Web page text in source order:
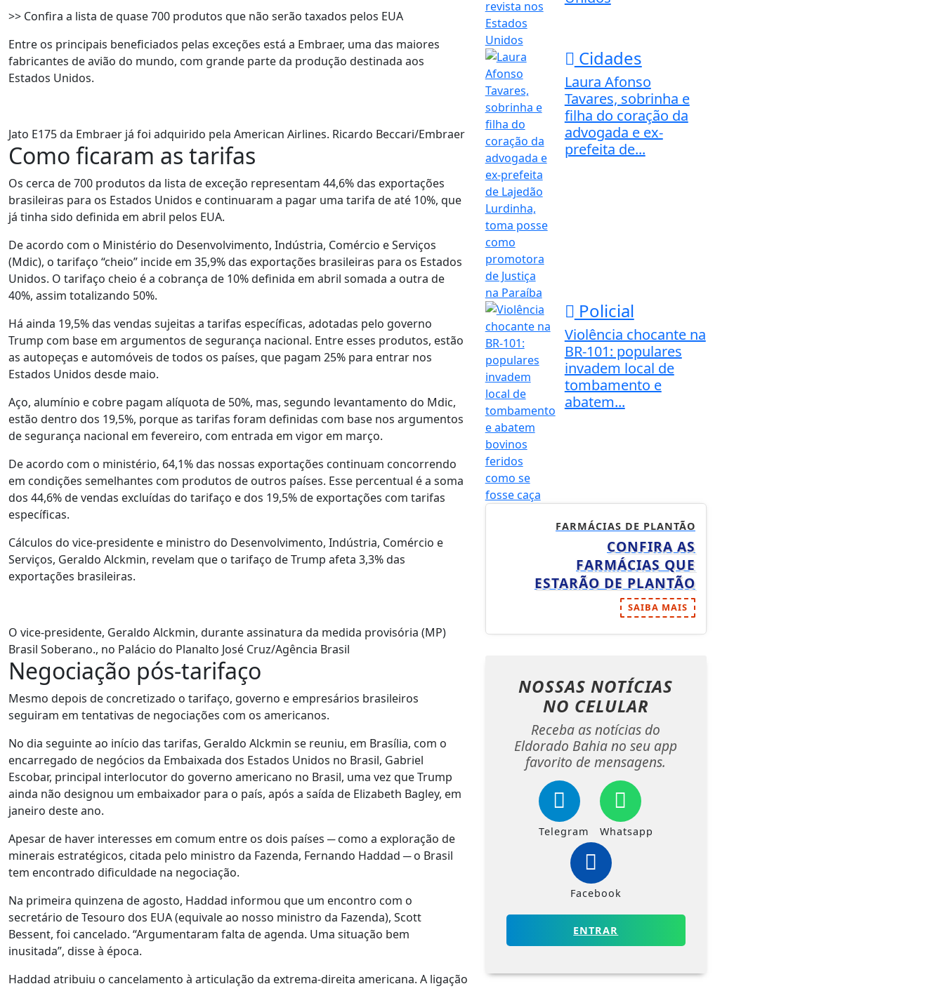
>> Confira a lista de quase 700 produtos que não serão taxados pelos EUA
Entre os principais beneficiados pelas exceções está a Embraer, uma das maiores
fabricantes de avião do mundo, com grande parte da produção destinada aos
Estados Unidos.
Jato E175 da Embraer já foi adquirido pela American Airlines. Ricardo Beccari/Embraer
Como ficaram as tarifas
Os cerca de 700 produtos da lista de exceção representam 44,6% das exportações
brasileiras para os Estados Unidos e continuaram a pagar uma tarifa de até 10%, que
já tinha sido definida em abril pelos EUA.
De acordo com o Ministério do Desenvolvimento, Indústria, Comércio e Serviços
(Mdic), o tarifaço “cheio” incide em 35,9% das exportações brasileiras para os Estados
Unidos. O tarifaço cheio é a cobrança de 10% definida em abril somada a outra de
40%, assim totalizando 50%.
Há ainda 19,5% das vendas sujeitas a tarifas específicas, adotadas pelo governo
Trump com base em argumentos de segurança nacional. Entre esses produtos, estão
as autopeças e automóveis de todos os países, que pagam 25% para entrar nos
Estados Unidos desde maio.
Aço, alumínio e cobre pagam alíquota de 50%, mas, segundo levantamento do Mdic,
estão dentro dos 19,5%, porque as tarifas foram definidas com base nos argumentos
de segurança nacional em fevereiro, com entrada em vigor em março.
De acordo com o ministério, 64,1% das nossas exportações continuam concorrendo
em condições semelhantes com produtos de outros países. Esse percentual é a soma
dos 44,6% de vendas excluídas do tarifaço e dos 19,5% de exportações com tarifas
específicas.
Cálculos do vice-presidente e ministro do Desenvolvimento, Indústria, Comércio e
Serviços, Geraldo Alckmin, revelam que o tarifaço de Trump afeta 3,3% das
exportações brasileiras.
O vice-presidente, Geraldo Alckmin, durante assinatura da medida provisória (MP)
Brasil Soberano., no Palácio do Planalto José Cruz/Agência Brasil
Negociação pós-tarifaço
Mesmo depois de concretizado o tarifaço, governo e empresários brasileiros
seguiram em tentativas de negociações com os americanos.
No dia seguinte ao início das tarifas, Geraldo Alckmin se reuniu, em Brasília, com o
encarregado de negócios da Embaixada dos Estados Unidos no Brasil, Gabriel
Escobar, principal interlocutor do governo americano no Brasil, uma vez que Trump
ainda não designou um embaixador para o país, após a saída de Elizabeth Bagley, em
janeiro deste ano.
Apesar de haver interesses em comum entre os dois países ─ como a exploração de
minerais estratégicos, citada pelo ministro da Fazenda, Fernando Haddad ─ o Brasil
tem encontrado dificuldade na negociação.
Na primeira quinzena de agosto, Haddad informou que um encontro com o
secretário de Tesouro dos EUA (equivale ao nosso ministro da Fazenda), Scott
Bessent, foi cancelado. “Argumentaram falta de agenda. Uma situação bem
inusitada”, disse à época.
Haddad atribuiu o cancelamento à articulação da extrema-direita americana. A ligação
Cidades
Laura Afonso
Tavares, sobrinha e
filha do coração da
advogada e ex-
prefeita de...
Policial
Violência chocante na
BR-101: populares
invadem local de
tombamento e
abatem...
FARMÁCIAS DE PLANTÃO
CONFIRA AS
FARMÁCIAS QUE
ESTARÃO DE PLANTÃO
SAIBA MAIS
NOSSAS NOTÍCIAS
NO CELULAR
Receba as notícias do
Eldorado Bahia no seu app
favorito de mensagens.
Telegram Whatsapp
Facebook
ENTRAR